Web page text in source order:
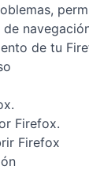
de tu
Firefox